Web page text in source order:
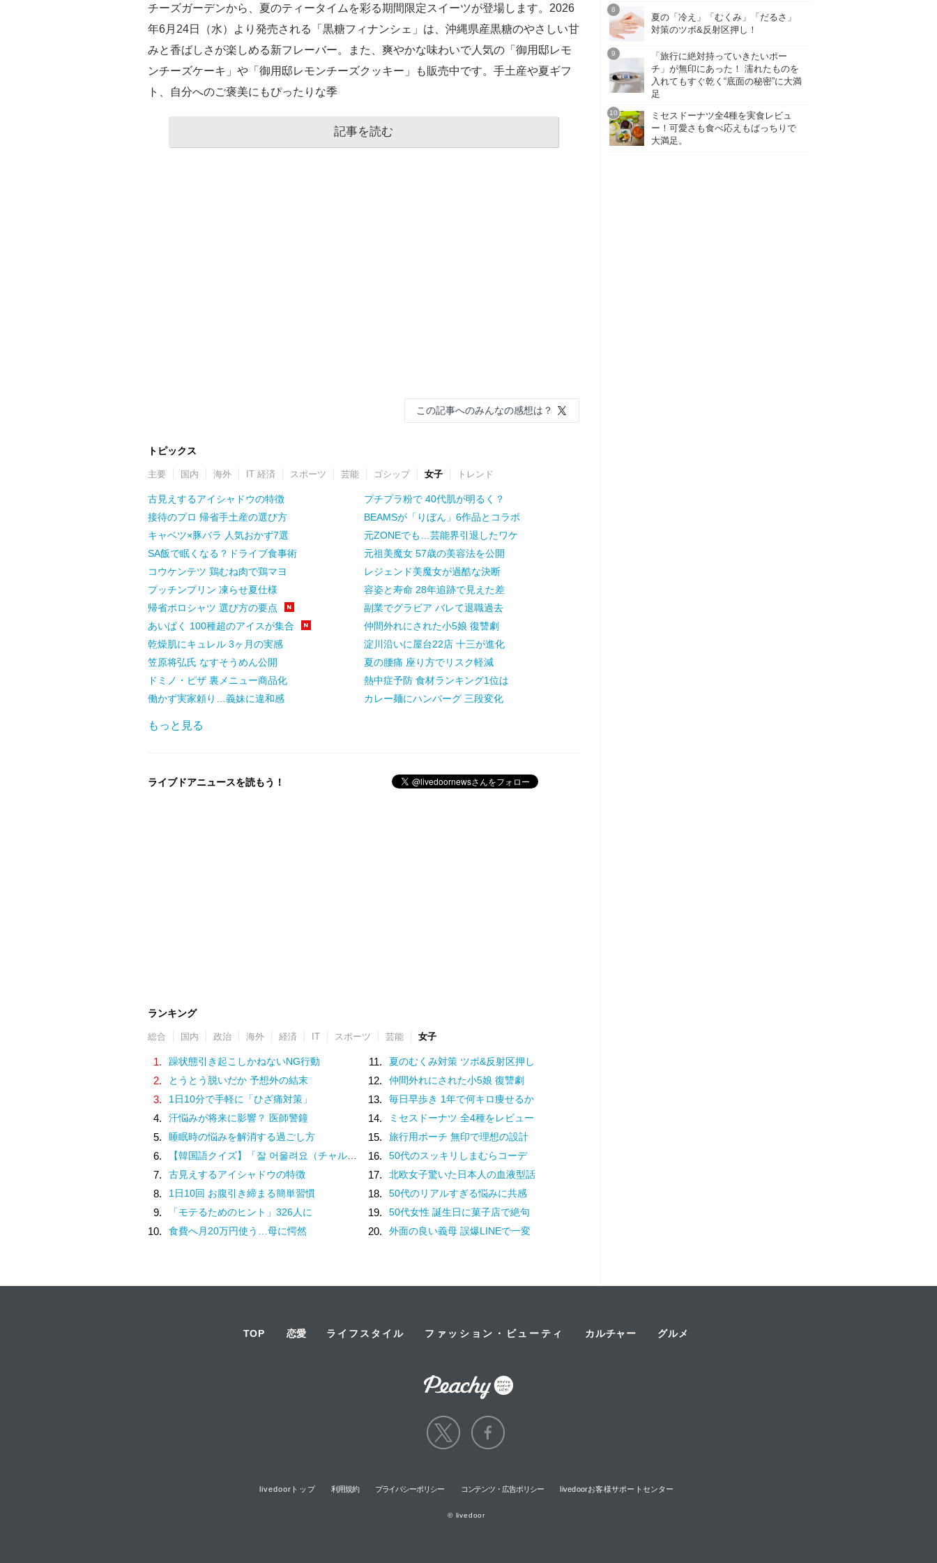
チーズガーデンから、夏のティータイムを彩る期間限定スイーツが登場します。2026
年6月24日（水）より発売される「黒糖フィナンシェ」は、沖縄県産黒糖のやさしい甘
みと香ばしさが楽しめる新フレーバー。また、爽やかな味わいで人気の「御用邸レモ
ンチーズケーキ」や「御用邸レモンチーズクッキー」も販売中です。手土産や夏ギフ
ト、自分へのご褒美にもぴったりな季
記事を読む
この記事へのみんなの感想は？
トピックス
主要 国内 海外 IT 経済 スポーツ 芸能 ゴシップ 女子 トレンド
古見えするアイシャドウの特徴
接待のプロ 帰省手土産の選び方
キャベツ×豚バラ 人気おかず7選
SA飯で眠くなる？ドライブ食事術
コウケンテツ 鶏むね肉で鶏マヨ
プッチンプリン 凍らせ夏仕様
帰省ポロシャツ 選び方の要点
あいぱく 100種超のアイスが集合
乾燥肌にキュレル 3ヶ月の実感
笠原将弘氏 なすそうめん公開
ドミノ・ピザ 裏メニュー商品化
働かず実家頼り…義妹に違和感
プチプラ粉で 40代肌が明るく？
BEAMSが「りぼん」6作品とコラボ
元ZONEでも…芸能界引退したワケ
元祖美魔女 57歳の美容法を公開
レジェンド美魔女が過酷な決断
容姿と寿命 28年追跡で見えた差
副業でグラビア バレて退職過去
仲間外れにされた小5娘 復讐劇
淀川沿いに屋台22店 十三が進化
夏の腰痛 座り方でリスク軽減
熱中症予防 食材ランキング1位は
カレー麺にハンバーグ 三段変化
もっと見る
ライブドアニュースを読もう！
ランキング
総合 国内 政治 海外 経済 IT スポーツ 芸能 女子
1. 躁状態引き起こしかねないNG行動
2. とうとう脱いだか 予想外の結末
3. 1日10分で手軽に「ひざ痛対策」
4. 汗悩みが将来に影響？ 医師警鐘
5. 睡眠時の悩みを解消する過ごし方
6. 【韓国語クイズ】「잘 어울려요（チャル オウルリョヨ）」の意味は？褒め言葉です♡
7. 古見えするアイシャドウの特徴
8. 1日10回 お腹引き締まる簡単習慣
9. 「モテるためのヒント」326人に
10. 食費へ月20万円使う…母に愕然
11. 夏のむくみ対策 ツボ&反射区押し
12. 仲間外れにされた小5娘 復讐劇
13. 毎日早歩き 1年で何キロ痩せるか
14. ミセスドーナツ 全4種をレビュー
15. 旅行用ポーチ 無印で理想の設計
16. 50代のスッキリしまむらコーデ
17. 北欧女子驚いた日本人の血液型話
18. 50代のリアルすぎる悩みに共感
19. 50代女性 誕生日に菓子店で絶句
20. 外面の良い義母 誤爆LINEで一変
夏の「冷え」「むくみ」「だるさ」
対策のツボ&反射区押し！
「旅行に絶対持っていきたいポー
チ」が無印にあった！ 濡れたものを
入れてもすぐ乾く“底面の秘密”に大満
足
ミセスドーナツ全4種を実食レビュ
ー！可愛さも食べ応えもばっちりで
大満足。
TOP 恋愛 ライフスタイル ファッション・ビューティ カルチャー グルメ
livedoorトップ 利用規約 プライバシーポリシー コンテンツ・広告ポリシー livedoorお客様サポートセンター
© livedoor